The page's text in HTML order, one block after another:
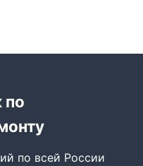
по
по всей России